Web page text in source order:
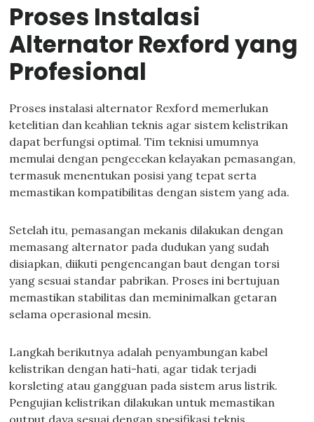
Proses Instalasi
Alternator Rexford yang
Profesional
Proses instalasi alternator Rexford memerlukan
ketelitian dan keahlian teknis agar sistem kelistrikan
dapat berfungsi optimal. Tim teknisi umumnya
memulai dengan pengecekan kelayakan pemasangan,
termasuk menentukan posisi yang tepat serta
memastikan kompatibilitas dengan sistem yang ada.
Setelah itu, pemasangan mekanis dilakukan dengan
memasang alternator pada dudukan yang sudah
disiapkan, diikuti pengencangan baut dengan torsi
yang sesuai standar pabrikan. Proses ini bertujuan
memastikan stabilitas dan meminimalkan getaran
selama operasional mesin.
Langkah berikutnya adalah penyambungan kabel
kelistrikan dengan hati-hati, agar tidak terjadi
korsleting atau gangguan pada sistem arus listrik.
Pengujian kelistrikan dilakukan untuk memastikan